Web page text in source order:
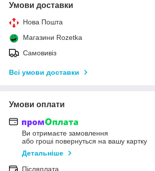
Умови доставки
Нова Пошта
Магазини Rozetka
Самовивіз
Всі умови доставки
Умови оплати
Ви отримаєте замовлення
або гроші повернуться на вашу картку
Детальніше
Післяплата